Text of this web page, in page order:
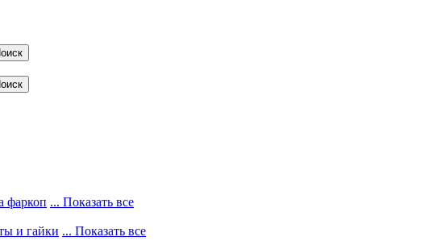
фаркоп ... Показать все
и гайки ... Показать все